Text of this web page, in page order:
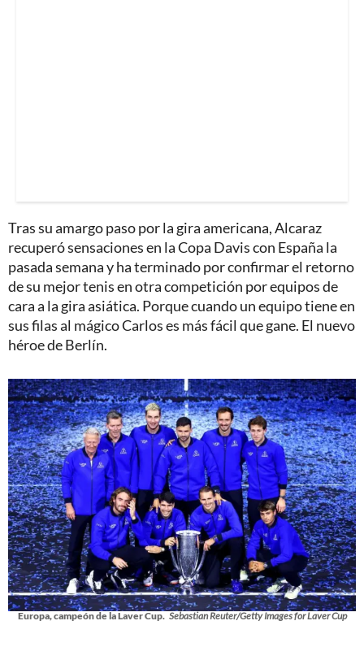
Tras su amargo paso por la gira americana, Alcaraz
recuperó sensaciones en la Copa Davis con España la
pasada semana y ha terminado por confirmar el retorno
de su mejor tenis en otra competición por equipos de
cara a la gira asiática. Porque cuando un equipo tiene en
sus filas al mágico Carlos es más fácil que gane. El nuevo
héroe de Berlín.
Europa, campeón de la Laver Cup. Sebastian Reuter/Getty Images for Laver Cup